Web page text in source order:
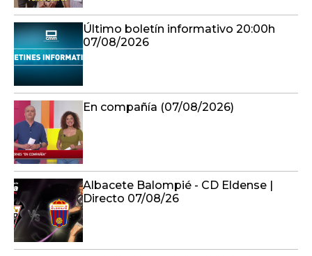
Último boletín informativo 20:00h
07/08/2026
En compañía (07/08/2026)
Albacete Balompié - CD Eldense |
Directo 07/08/26